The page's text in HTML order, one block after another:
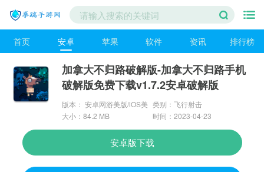
首页 安卓 苹果 软件 资讯 排行榜
加拿大不归路破解版-加拿大不归路手机
破解版免费下载v1.7.2安卓破解版
版本： 安卓网游美版/iOS美
版/PC美版/PC
类别：飞行射击
大小：84.2 MB
时间：2023-04-23
安卓版下载